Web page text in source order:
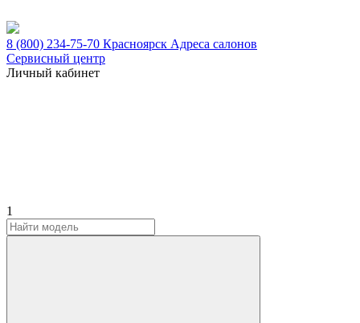
8 (800) 234-75-70 Красноярск Адреса салонов
Сервисный центр
Личный кабинет
1